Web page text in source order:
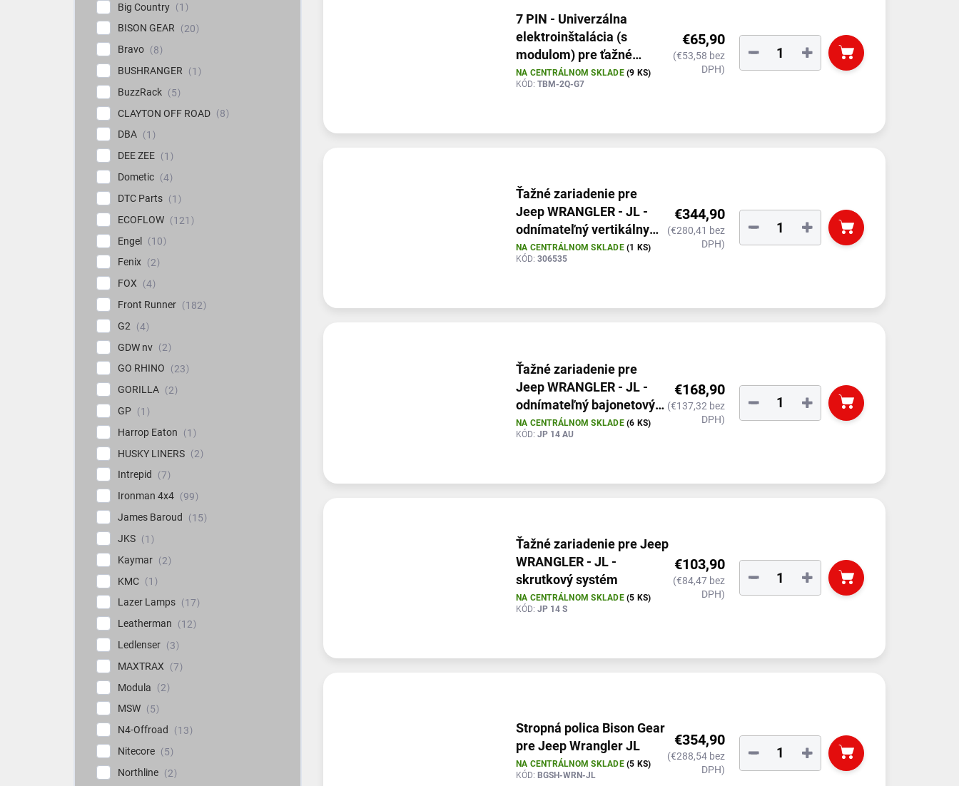
Big Country
1
BISON GEAR
20
Bravo
8
BUSHRANGER
1
BuzzRack
5
CLAYTON OFF ROAD
8
DBA
1
DEE ZEE
1
Dometic
4
DTC Parts
1
ECOFLOW
121
Engel
10
Fenix
2
FOX
4
Front Runner
182
G2
4
GDW nv
2
GO RHINO
23
GORILLA
2
GP
1
Harrop Eaton
1
HUSKY LINERS
2
Intrepid
7
Ironman 4x4
99
James Baroud
15
JKS
1
Kaymar
2
KMC
1
Lazer Lamps
17
Leatherman
12
Ledlenser
3
MAXTRAX
7
Modula
2
MSW
5
N4-Offroad
13
Nitecore
5
Northline
2
7 PIN - Univerzálna
elektroinštalácia (s
modulom) pre ťažné
zariadenia
NA CENTRÁLNOM SKLADE(9 KS)
KÓD: TBM-2Q-G7
€65,90
(€53,58 bez
DPH)
+
−
Ťažné zariadenie pre
Jeep WRANGLER - JL -
odnímateľný vertikálny
bajonetový systém
NA CENTRÁLNOM SKLADE(1 KS)
KÓD: 306535
€344,90
(€280,41 bez
DPH)
+
−
Ťažné zariadenie pre
Jeep WRANGLER - JL -
odnímateľný bajonetový
systém
NA CENTRÁLNOM SKLADE(6 KS)
KÓD: JP 14 AU
€168,90
(€137,32 bez
DPH)
+
−
Ťažné zariadenie pre Jeep
WRANGLER - JL -
skrutkový systém
NA CENTRÁLNOM SKLADE(5 KS)
KÓD: JP 14 S
€103,90
(€84,47 bez
DPH)
+
−
Stropná polica Bison Gear
pre Jeep Wrangler JL
NA CENTRÁLNOM SKLADE(5 KS)
KÓD: BGSH-WRN-JL
€354,90
(€288,54 bez
DPH)
+
−